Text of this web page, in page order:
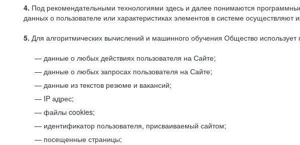
4. Под рекомендательными технологиями здесь и далее понимаются
данных о пользователе или характеристиках элементов в системе
5. Для алгоритмических вычислений и машинного обучения Общество
данные о любых действиях пользователя на Сайте;
данные о любых запросах пользователя на Сайте;
данные из текстов резюме и вакансий;
IP адрес;
файлы cookies;
идентификатор пользователя, присваиваемый сайтом;
посещенные страницы;